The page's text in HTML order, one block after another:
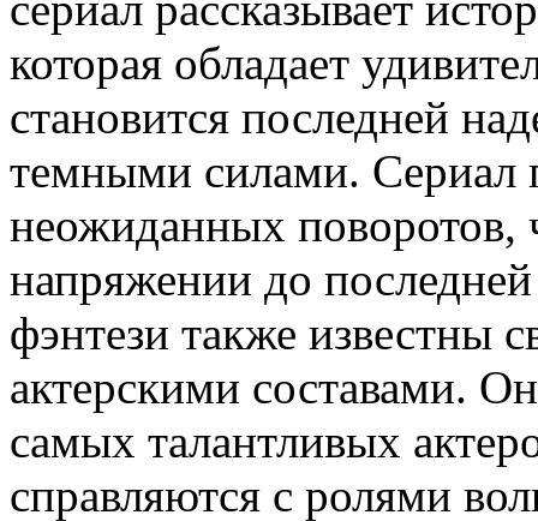
которая обладает
становится последней
темными силами. Сериал
неожиданных поворотов,
напряжении до
фэнтези также известны
актерскими составами.
самых талантливых
справляются с ролями